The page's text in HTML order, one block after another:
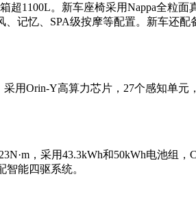
1100L。新车座椅采用Nappa全粒
记忆、SPA级按摩等配置。新车还配
Orin-Y高算力芯片，27个感知单元
，采用43.3kWh和50kWh电池组，
能四驱系统。